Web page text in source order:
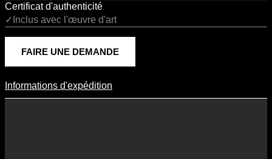
Certificat d'authenticité
✓Inclus avec l'œuvre d'art
FAIRE UNE DEMANDE
Informations D'expédition
Informations d'expédition